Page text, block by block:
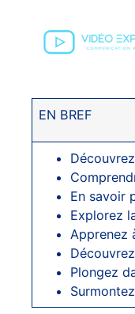
EN BREF
En savoir
Explorez
Apprenez
Plongez